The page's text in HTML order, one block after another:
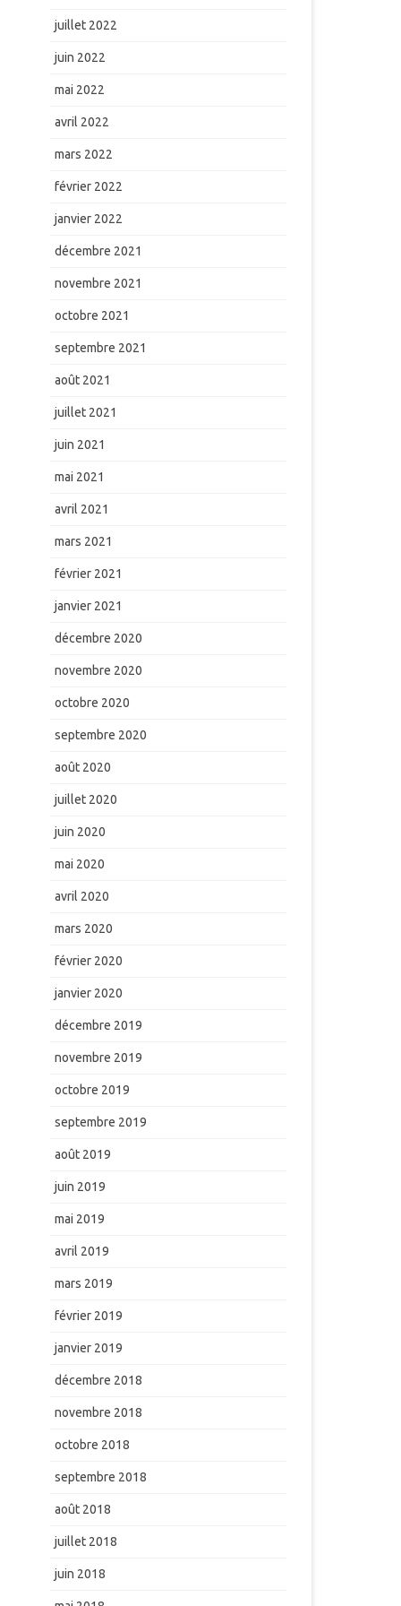
juillet 2022
juin 2022
mai 2022
avril 2022
mars 2022
février 2022
janvier 2022
décembre 2021
novembre 2021
octobre 2021
septembre 2021
août 2021
juillet 2021
juin 2021
mai 2021
avril 2021
mars 2021
février 2021
janvier 2021
décembre 2020
novembre 2020
octobre 2020
septembre 2020
août 2020
juillet 2020
juin 2020
mai 2020
avril 2020
mars 2020
février 2020
janvier 2020
décembre 2019
novembre 2019
octobre 2019
septembre 2019
août 2019
juin 2019
mai 2019
avril 2019
mars 2019
février 2019
janvier 2019
décembre 2018
novembre 2018
octobre 2018
septembre 2018
août 2018
juillet 2018
juin 2018